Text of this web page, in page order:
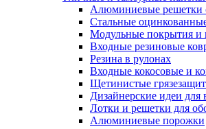
Алюминиевые решетки
Стальные
Модульные покрытия
Входные резиновые
Резина в рулонах
Входные кокосовые и
Щетинистые
Дизайнерские идеи для
Лотки и решетки для
Алюминиевые порожки